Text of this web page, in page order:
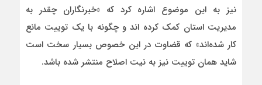
نیز به این موضوع اشاره کرد که «خبرنگاران چقدر به
مدیریت استان کمک کرده اند و چگونه با یک توییت مانع
کار شده‌اند» که قضاوت در این خصوص بسیار سخت است
شاید همان توییت نیز به نیت اصلاح منتشر شده باشد.